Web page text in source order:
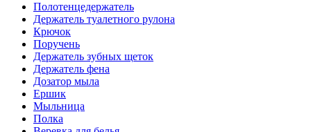
Полотенцедержатель
Держатель туалетного рулона
Крючок
Поручень
Держатель зубных щеток
Держатель фена
Дозатор мыла
Eршик
Мыльница
Полка